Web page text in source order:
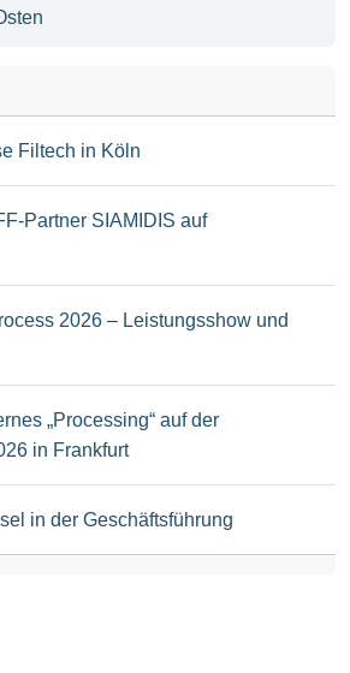
Filtech in Köln
Partner SIAMIDIS auf
2026 – Leistungsshow und
„Processing“ auf der
in Frankfurt
in der Geschäftsführung